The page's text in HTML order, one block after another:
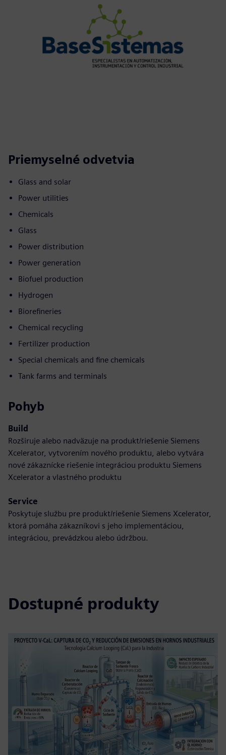
Priemyselné odvetvia
Glass and solar
Power utilities
Chemicals
Glass
Power distribution
Power generation
Biofuel production
Hydrogen
Biorefineries
Chemical recycling
Fertilizer production
Special chemicals and fine chemicals
Tank farms and terminals
Pohyb
Build
Rozširuje alebo nadväzuje na produkt/riešenie Siemens
Xcelerator, vytvorením nového produktu, alebo vytvára
nové zákaznícke riešenie integráciou produktu Siemens
Xcelerator a vlastného produktu
Service
Poskytuje službu pre produkt/riešenie Siemens Xcelerator,
ktorá pomáha zákazníkovi s jeho implementáciou,
integráciou, prevádzkou alebo údržbou.
Dostupné produkty